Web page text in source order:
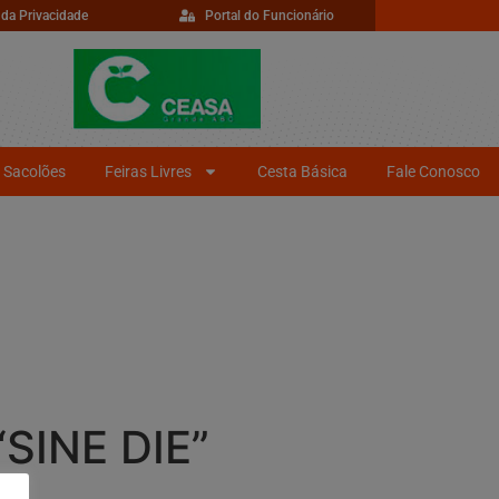
Privacidade Portal do Funcionário
Sacolões Feiras Livres Cesta Básica Fale Conosco
DIE”